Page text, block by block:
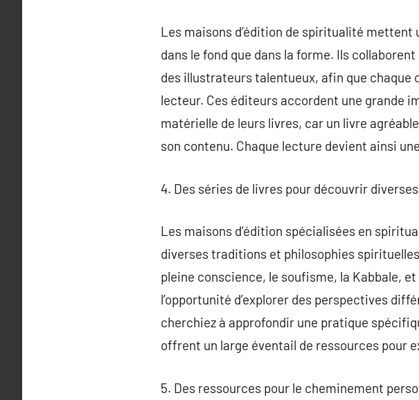
Les maisons d’édition de spiritualité mettent
dans le fond que dans la forme. Ils
des illustrateurs talentueux, afin que chaque
lecteur. Ces éditeurs accordent une grande
matérielle de leurs livres, car un livre
son contenu. Chaque lecture devient ainsi
4. Des séries de livres pour découvrir
Les maisons d’édition spécialisées en
diverses traditions et philosophies
pleine conscience, le soufisme, la Kabbale,
l’opportunité d’explorer des perspectives
cherchiez à approfondir une pratique
offrent un large éventail de ressources pour
5. Des ressources pour le cheminement